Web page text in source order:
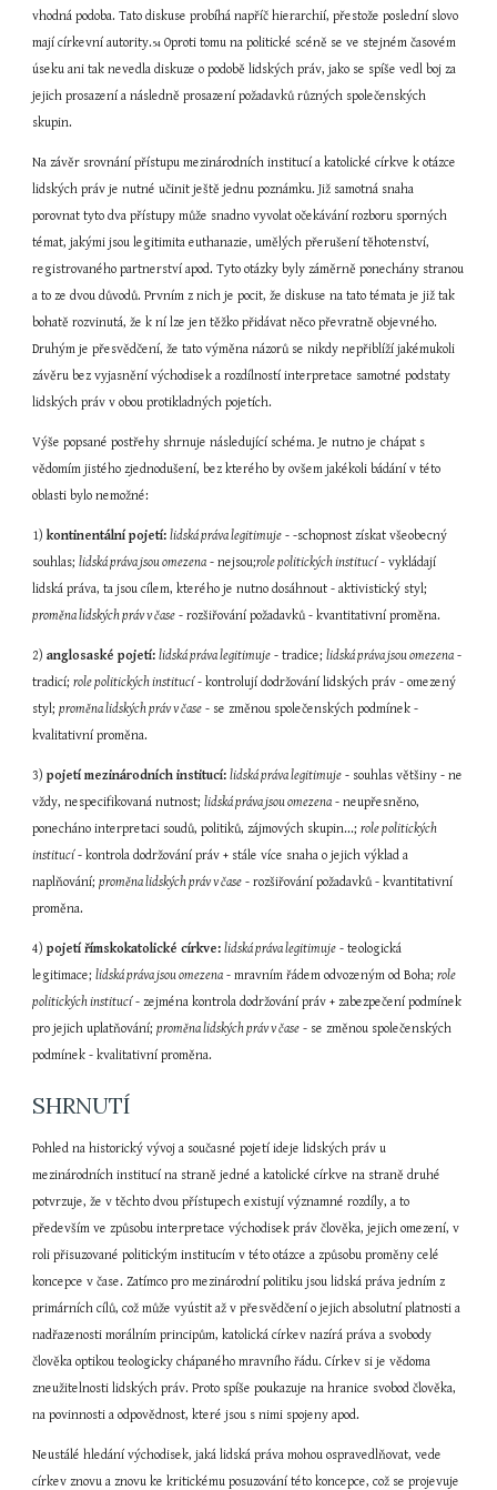
vhodná podoba. Tato diskuse probíhá napříč hierarchií, přestože poslední slovo
mají církevní autority.54 Oproti tomu na politické scéně se ve stejném časovém
úseku ani tak nevedla diskuze o podobě lidských práv, jako se spíše vedl boj za
jejich prosazení a následně prosazení požadavků různých společenských
skupin.
Na závěr srovnání přístupu mezinárodních institucí a katolické církve k otázce
lidských práv je nutné učinit ještě jednu poznámku. Již samotná snaha
porovnat tyto dva přístupy může snadno vyvolat očekávání rozboru sporných
témat, jakými jsou legitimita euthanazie, umělých přerušení těhotenství,
registrovaného partnerství apod. Tyto otázky byly záměrně ponechány stranou
a to ze dvou důvodů. Prvním z nich je pocit, že diskuse na tato témata je již tak
bohatě rozvinutá, že k ní lze jen těžko přidávat něco převratně objevného.
Druhým je přesvědčení, že tato výměna názorů se nikdy nepřiblíží jakémukoli
závěru bez vyjasnění východisek a rozdílností interpretace samotné podstaty
lidských práv v obou protikladných pojetích.
Výše popsané postřehy shrnuje následující schéma. Je nutno je chápat s
vědomím jistého zjednodušení, bez kterého by ovšem jakékoli bádání v této
oblasti bylo nemožné:
1) kontinentální pojetí: lidská práva legitimuje - -schopnost získat všeobecný
souhlas; lidská práva jsou omezena - nejsou;role politických institucí - vykládají
proměna lidských práv v čase - rozšiřování požadavků - kvantitativní proměna.
2) anglosaské pojetí: lidská práva legitimuje - tradice; lidská práva jsou omezena -
tradicí; role politických institucí - kontrolují dodržování lidských práv - omezený
styl; proměna lidských práv v čase - se změnou společenských podmínek -
kvalitativní proměna.
3) pojetí mezinárodních institucí: lidská práva legitimuje - souhlas většiny - ne
vždy, nespecifikovaná nutnost; lidská práva jsou omezena - neupřesněno,
ponecháno interpretaci soudů, politiků, zájmových skupin...; role politických
institucí - kontrola dodržování práv + stále více snaha o jejich výklad a
naplňování; proměna lidských práv v čase - rozšiřování požadavků - kvantitativní
proměna.
4) pojetí římskokatolické církve: lidská práva legitimuje - teologická
legitimace; lidská práva jsou omezena - mravním řádem odvozeným od Boha; role
politických institucí - zejména kontrola dodržování práv + zabezpečení podmínek
pro jejich uplatňování; proměna lidských práv v čase - se změnou společenských
podmínek - kvalitativní proměna.
SHRNUTÍ
Pohled na historický vývoj a současné pojetí ideje lidských práv u
mezinárodních institucí na straně jedné a katolické církve na straně druhé
potvrzuje, že v těchto dvou přístupech existují významné rozdíly, a to
především ve způsobu interpretace východisek práv člověka, jejich omezení, v
roli přisuzované politickým institucím v této otázce a způsobu proměny celé
koncepce v čase. Zatímco pro mezinárodní politiku jsou lidská práva jedním z
primárních cílů, což může vyústit až v přesvědčení o jejich absolutní platnosti a
nadřazenosti morálním principům, katolická církev nazírá práva a svobody
člověka optikou teologicky chápaného mravního řádu. Církev si je vědoma
zneužitelnosti lidských práv. Proto spíše poukazuje na hranice svobod člověka,
na povinnosti a odpovědnost, které jsou s nimi spojeny apod.
Neustálé hledání východisek, jaká lidská práva mohou ospravedlňovat, vede
církev znovu a znovu ke kritickému posuzování této koncepce, což se projevuje